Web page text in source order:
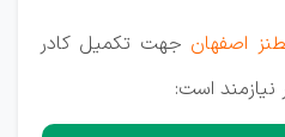
اصفهان جهت تکمیل کادر
نیازمند است: